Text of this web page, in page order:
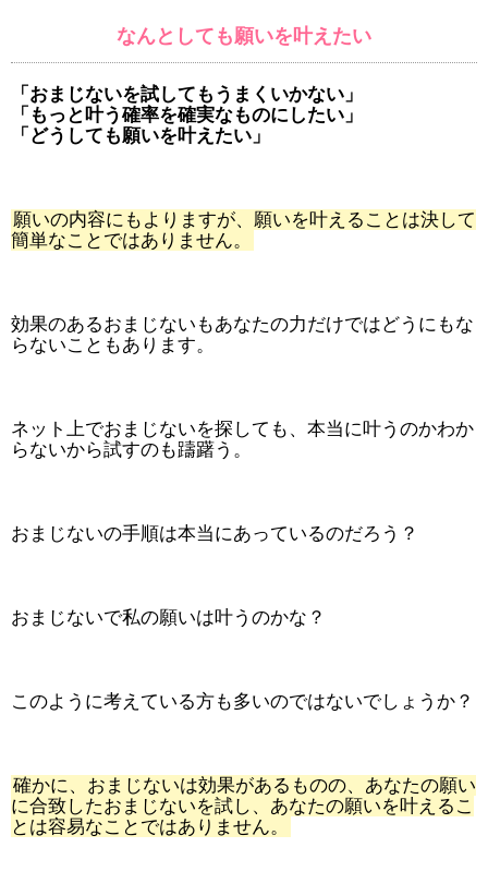
なんとしても願いを叶えたい
「おまじないを試してもうまくいかない」
「もっと叶う確率を確実なものにしたい」
「どうしても願いを叶えたい」
願いの内容にもよりますが、願いを叶えることは決して
簡単なことではありません。
効果のあるおまじないもあなたの力だけではどうにもな
らないこともあります。
ネット上でおまじないを探しても、本当に叶うのかわか
らないから試すのも躊躇う。
おまじないの手順は本当にあっているのだろう？
おまじないで私の願いは叶うのかな？
このように考えている方も多いのではないでしょうか？
確かに、おまじないは効果があるものの、あなたの願い
に合致したおまじないを試し、あなたの願いを叶えるこ
とは容易なことではありません。